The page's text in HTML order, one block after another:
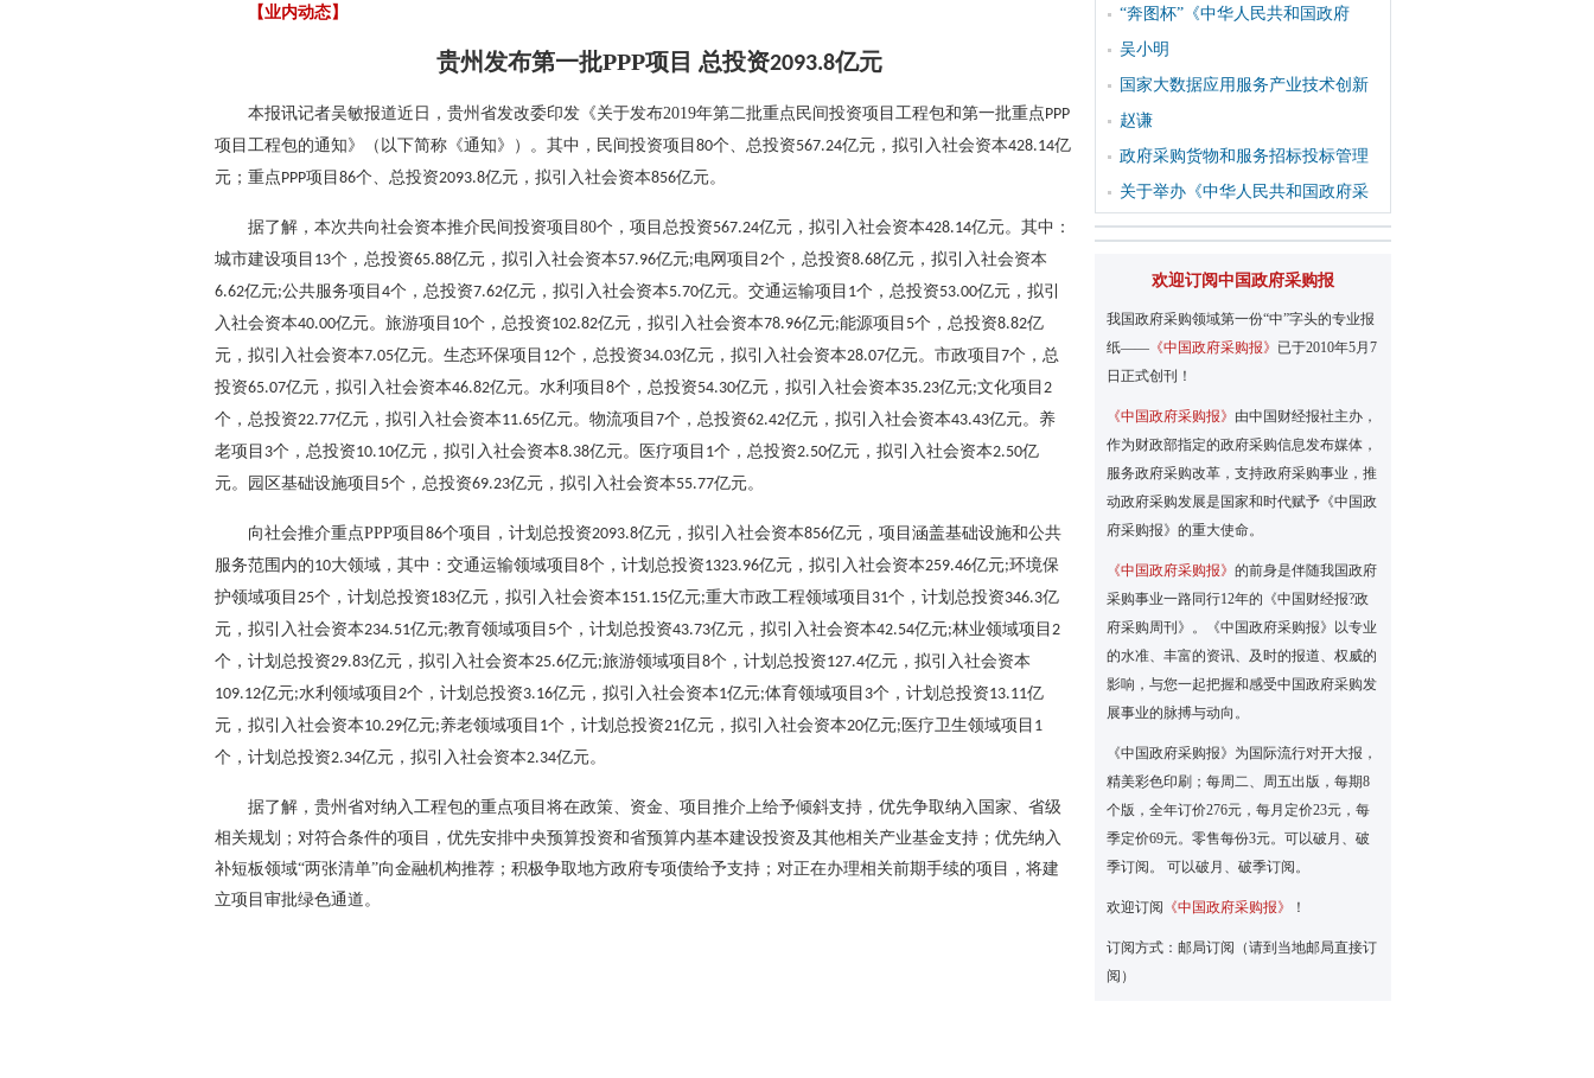
【业内动态】
贵州发布第一批PPP项目 总投资2093.8亿元
本报讯记者吴敏报道近日，贵州省发改委印发《关于发布2019年第二批重点民间投资项目工程包和第一批重点PPP
项目工程包的通知》（以下简称《通知》）。其中，民间投资项目 80个、总投资567.24亿元，拟引入社会资本428.14亿
元；重点PPP项目 86个、总投资2093.8亿元，拟引入社会资本856亿元。
据了解，本次共向社会资本推介民间投资项目 80个，项目总投资567.24亿元，拟引入社会资本428.14亿元。其中：
城市建设项目 13个，总投资65.88亿元，拟引入社会资本57.96亿元;电网项目 2个，总投资8.68亿元，拟引入社会资本
6.62亿元;公共服务项目 4个，总投资7.62亿元，拟引入社会资本5.70亿元。交通运输项目 1个，总投资53.00亿元，拟引
入社会资本40.00亿元。旅游项目 10个，总投资102.82亿元，拟引入社会资本78.96亿元;能源项目 5个，总投资8.82亿
元，拟引入社会资本7.05亿元。生态环保项目 12个，总投资34.03亿元，拟引入社会资本28.07亿元。市政项目 7个，总
投资65.07亿元，拟引入社会资本46.82亿元。水利项目 8个，总投资54.30亿元，拟引入社会资本35.23亿元;文化项目 2
个，总投资22.77亿元，拟引入社会资本11.65亿元。物流项目 7个，总投资62.42亿元，拟引入社会资本43.43亿元。养
老项目 3个，总投资10.10亿元，拟引入社会资本8.38亿元。医疗项目 1个，总投资2.50亿元，拟引入社会资本2.50亿
元。园区基础设施项目 5个，总投资69.23亿元，拟引入社会资本55.77亿元。
向社会推介重点PPP项目 86个项目，计划总投资2093.8亿元，拟引入社会资本856亿元，项目涵盖基础设施和公共
服务范围内的10大领域，其中：交通运输领域项目 8个，计划总投资1323.96亿元，拟引入社会资本259.46亿元;环境保
护领域项目 25个，计划总投资183亿元，拟引入社会资本151.15亿元;重大市政工程领域项目 31个，计划总投资346.3亿
元，拟引入社会资本234.51亿元;教育领域项目 5个，计划总投资43.73亿元，拟引入社会资本42.54亿元;林业领域项目 2
个，计划总投资29.83亿元，拟引入社会资本25.6亿元;旅游领域项目 8个，计划总投资127.4亿元，拟引入社会资本
109.12亿元;水利领域项目 2个，计划总投资3.16亿元，拟引入社会资本1亿元;体育领域项目 3个，计划总投资13.11亿
元，拟引入社会资本10.29亿元;养老领域项目 1个，计划总投资21亿元，拟引入社会资本20亿元; 医疗卫生领域项目 1
个，计划总投资2.34亿元，拟引入社会资本2.34亿元。
据了解，贵州省对纳入工程包的重点项目将在政策、资金、项目推介上给予倾斜支持，优先争取纳入国家、省级
相关规划；对符合条件的项目，优先安排中央预算投资和省预算内基本建设投资及其他相关产业基金支持；优先纳入
补短板领域“两张清单”向金融机构推荐；积极争取地方政府专项债给予支持；对正在办理相关前期手续的项目，将建
立项目审批绿色通道。
“奔图杯”《中华人民共和国政府
吴小明
国家大数据应用服务产业技术创新
赵谦
政府采购货物和服务招标投标管理
关于举办《中华人民共和国政府采
欢迎订阅中国政府采购报
我国政府采购领域第一份“中”字头的专业报
纸—— 《中国政府采购报》 已于2010年5月7
日正式创刊！
《中国政府采购报》 由中国财经报社主办，
作为财政部指定的政府采购信息发布媒体，
服务政府采购改革，支持政府采购事业，推
动政府采购发展是国家和时代赋予《中国政
府采购报》的重大使命。
《中国政府采购报》 的前身是伴随我国政府
采购事业一路同行12年的《中国财经报?政
府采购周刊》。《中国政府采购报》以专业
的水准、丰富的资讯、及时的报道、权威的
影响，与您一起把握和感受中国政府采购发
展事业的脉搏与动向。
《中国政府采购报》为国际流行对开大报，
精美彩色印刷；每周二、周五出版，每期8
个版，全年订价276元，每月定价23元，每
季定价69元。零售每份3元。可以破月、破
季订阅。 可以破月、破季订阅。
欢迎订阅 《中国政府采购报》 ！
订阅方式：邮局订阅（请到当地邮局直接订
阅）